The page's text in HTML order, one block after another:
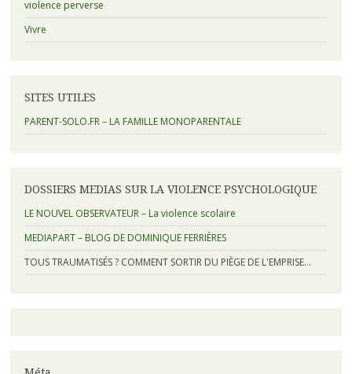
violence perverse
Vivre
SITES UTILES
PARENT-SOLO.FR – LA FAMILLE MONOPARENTALE
DOSSIERS MEDIAS SUR LA VIOLENCE PSYCHOLOGIQUE
LE NOUVEL OBSERVATEUR – La violence scolaire
MEDIAPART – BLOG DE DOMINIQUE FERRIÈRES
TOUS TRAUMATISÉS ? COMMENT SORTIR DU PIÈGE DE L'EMPRISE…